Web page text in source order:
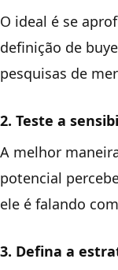
O ideal é se
definição de
pesquisas de
2. Teste a
A melhor
potencial
ele é falando
3. Defina a